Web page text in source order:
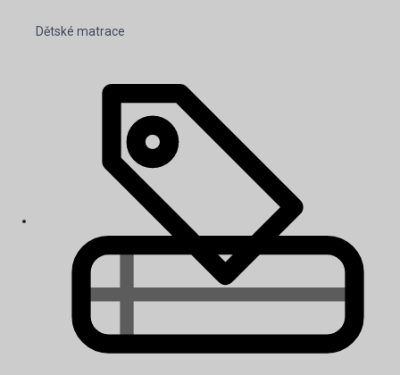
Dětské matrace